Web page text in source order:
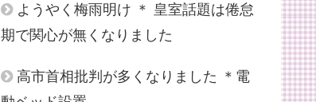
ようやく梅雨明け ＊ 皇室話題は倦怠
期で関心が無くなりました
高市首相批判が多くなりました ＊電